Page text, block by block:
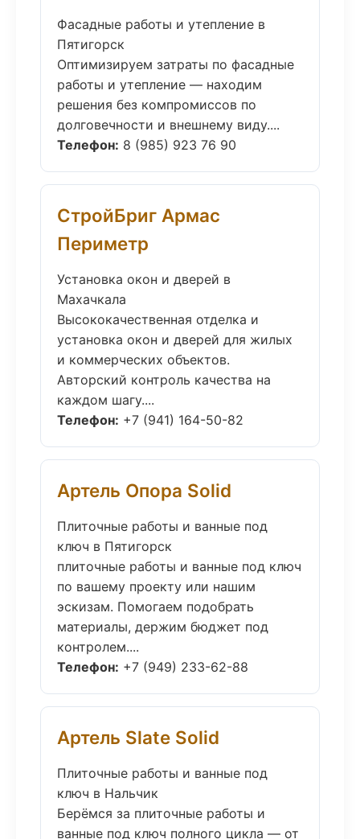
Фасадные работы и утепление в
Пятигорск
Оптимизируем затраты по фасадные
работы и утепление — находим
решения без компромиссов по
долговечности и внешнему виду....
Телефон: 8 (985) 923 76 90
СтройБриг Армас
Периметр
Установка окон и дверей в
Махачкала
Высококачественная отделка и
установка окон и дверей для жилых
и коммерческих объектов.
Авторский контроль качества на
каждом шагу....
Телефон: +7 (941) 164-50-82
Артель Опора Solid
Плиточные работы и ванные под
ключ в Пятигорск
плиточные работы и ванные под ключ
по вашему проекту или нашим
эскизам. Помогаем подобрать
материалы, держим бюджет под
контролем....
Телефон: +7 (949) 233-62-88
Артель Slate Solid
Плиточные работы и ванные под
ключ в Нальчик
Берёмся за плиточные работы и
ванные под ключ полного цикла — от